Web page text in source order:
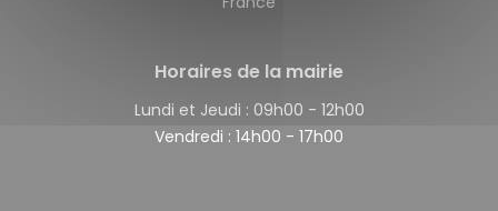
Horaires de la mairie
Lundi et Jeudi : 09h00 - 12h00
Vendredi : 14h00 - 17h00